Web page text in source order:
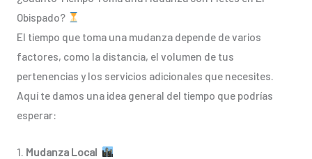
Obispado?
El tiempo que toma una mudanza depende de varios
factores, como la distancia, el volumen de tus
pertenencias y los servicios adicionales que necesites.
Aquí te damos una idea general del tiempo que podrías
esperar:
1. Mudanza Local